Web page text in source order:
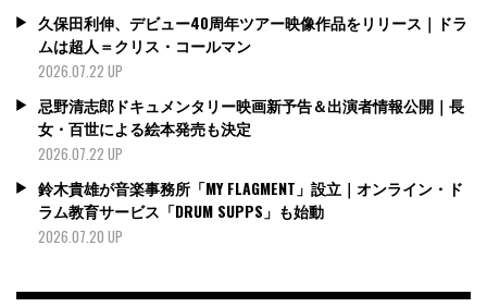
久保田利伸、デビュー40周年ツアー映像作品をリリース｜ドラ
ムは超人＝クリス・コールマン
2026.07.22 UP
忌野清志郎ドキュメンタリー映画新予告＆出演者情報公開｜長
女・百世による絵本発売も決定
2026.07.22 UP
鈴木貴雄が音楽事務所「MY FLAGMENT」設立｜オンライン・ド
ラム教育サービス「DRUM SUPPS」も始動
2026.07.20 UP